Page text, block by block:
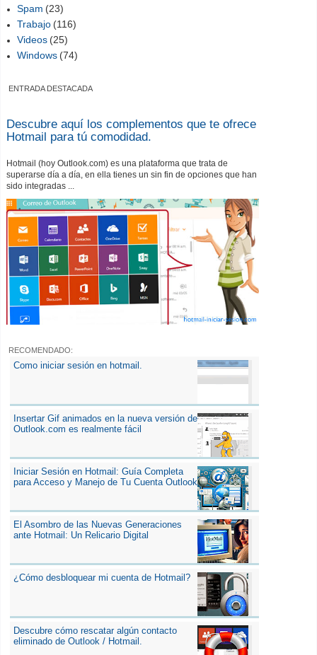
Spam (23)
Trabajo (116)
Videos (25)
Windows (74)
ENTRADA DESTACADA
Descubre aquí los complementos que te ofrece
Hotmail para tú comodidad.
Hotmail (hoy Outlook.com) es una plataforma que trata de
superarse día a día, en ella tienes un sin fin de opciones que han
sido integradas ...
RECOMENDADO:
Como iniciar sesión en hotmail.
Insertar Gif animados en la nueva versión de
Outlook.com es realmente fácil
Iniciar Sesión en Hotmail: Guía Completa
para Acceso y Manejo de Tu Cuenta Outlook
El Asombro de las Nuevas Generaciones
ante Hotmail: Un Relicario Digital
¿Cómo desbloquear mi cuenta de Hotmail?
Descubre cómo rescatar algún contacto
eliminado de Outlook / Hotmail.